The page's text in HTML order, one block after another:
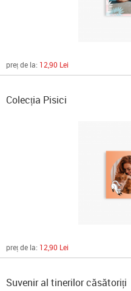
preț de la: 12,90 Lei
Colecția Pisici
preț de la: 12,90 Lei
Suvenir al tinerilor căsătoriți